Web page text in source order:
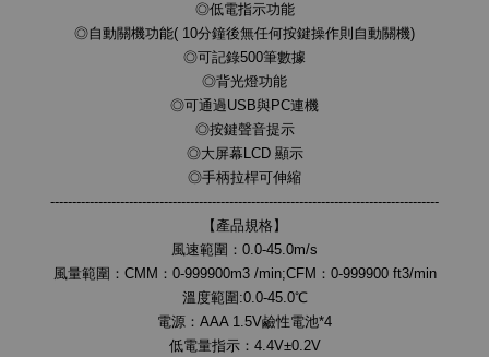
◎低電指示功能
◎自動關機功能( 10分鐘後無任何按鍵操作則自動關機)
◎可記錄500筆數據
◎背光燈功能
◎可通過USB與PC連機
◎按鍵聲音提示
◎大屏幕LCD 顯示
◎手柄拉桿可伸縮
-----------------------------------------------------------------------------------------
【產品規格】
風速範圍：0.0-45.0m/s
風量範圍：CMM：0-999900m3 /min;CFM：0-999900 ft3/min
溫度範圍:0.0-45.0℃
電源：AAA 1.5V鹼性電池*4
低電量指示：4.4V±0.2V